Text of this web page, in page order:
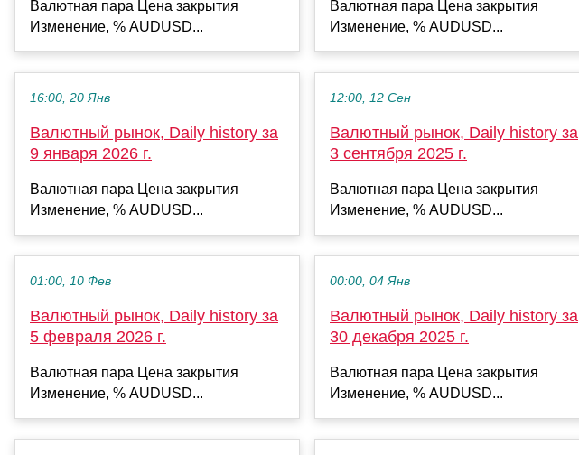
Валютная пара Цена закрытия
Изменение, % AUDUSD...
16:00, 20 Янв
Валютный рынок, Daily history за
9 января 2026 г.
Валютная пара Цена закрытия
Изменение, % AUDUSD...
01:00, 10 Фев
Валютный рынок, Daily history за
5 февраля 2026 г.
Валютная пара Цена закрытия
Изменение, % AUDUSD...
Валютная пара Цена закрытия
Изменение, % AUDUSD...
12:00, 12 Сен
Валютный рынок, Daily history за
3 сентября 2025 г.
Валютная пара Цена закрытия
Изменение, % AUDUSD...
00:00, 04 Янв
Валютный рынок, Daily history за
30 декабря 2025 г.
Валютная пара Цена закрытия
Изменение, % AUDUSD...